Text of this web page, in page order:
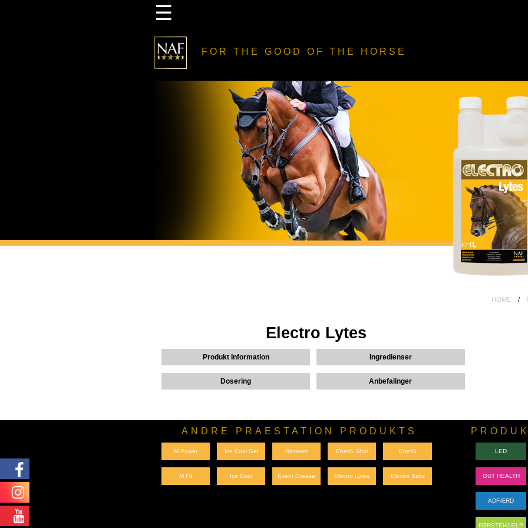
PRODUKT GUIDE
FORHANDLER
TEAM DK
FIVE STAR CLUB
DIN HISTORIE
☰
FOR THE GOOD OF THE HORSE
HOME
Electro Lytes
Produkt Information Ingredienser
Dosering Anbefalinger
ANDRE PRAESTATION PRODUKTS
M Power Ice Cool Gel Recover EnerG Shot EnerG
M Fit Ice Cool Event Grease Electro Lytes Electro Salts
LED
GUT HEALTH
ADFÆRD
FØRSTEHJÆLP